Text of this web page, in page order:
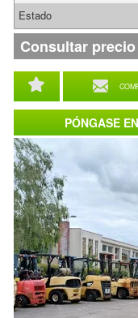
Estado
Consultar precio
PÓNGASE